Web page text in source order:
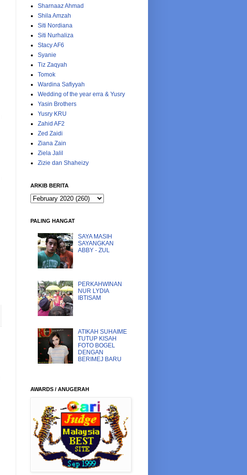
Sharnaaz Ahmad
Shila Amzah
Siti Nordiana
Siti Nurhaliza
Stacy AF6
Syanie
Tiz Zaqyah
Tomok
Wardina Safiyyah
Wedding of the year erra & Yusry
Yasin Brothers
Yusry KRU
Zahid AF2
Zed Zaidi
Ziana Zain
Ziela Jalil
Zizie dan Shaheizy
ARKIB BERITA
PALING HANGAT
SAYA MASIH
SAYANGKAN
ABBY - ZUL
PERKAHWINAN
NUR LYDIA
IBTISAM
ATIKAH SUHAIME
TUTUP KISAH
FOTO BOGEL
DENGAN
BERIMEJ BARU
AWARDS / ANUGERAH